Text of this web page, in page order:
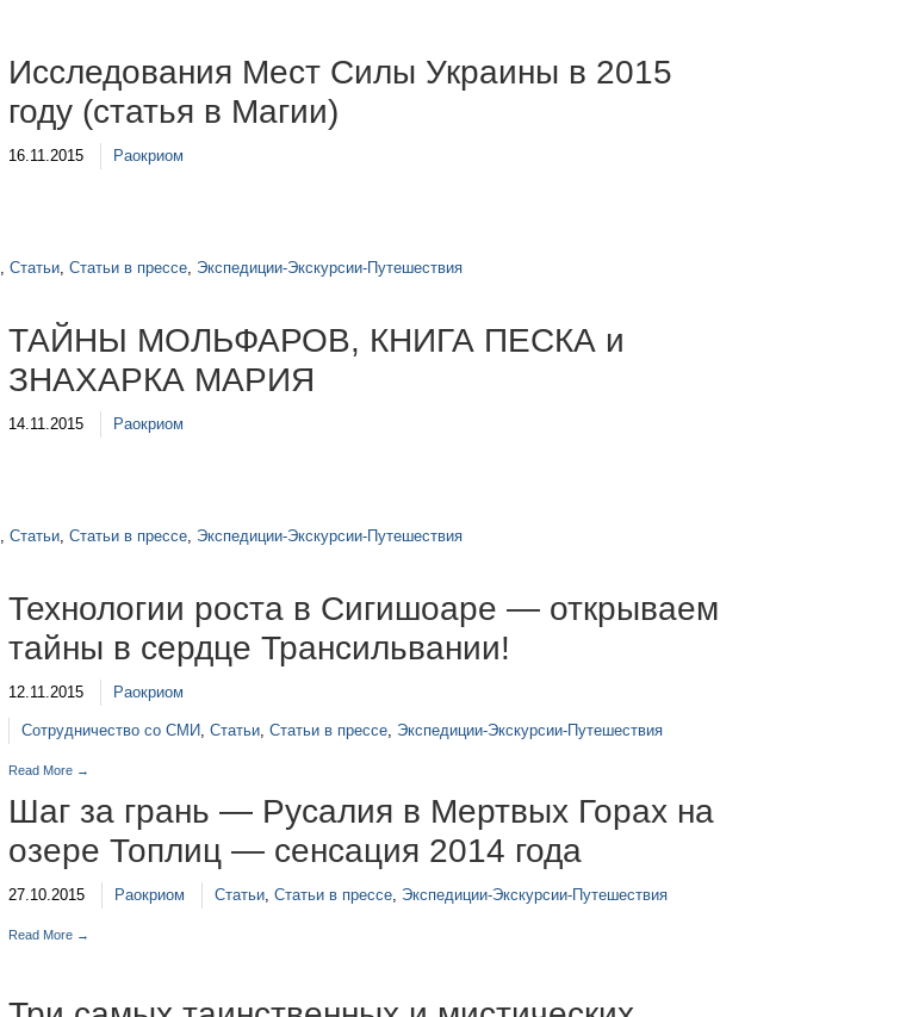
Исследования Мест Силы Украины в 2015
году (статья в Магии)
16.11.2015 Раокриом
, Статьи, Статьи в прессе, Экспедиции-Экскурсии-Путешествия
ТАЙНЫ МОЛЬФАРОВ, КНИГА ПЕСКА и
ЗНАХАРКА МАРИЯ
14.11.2015 Раокриом
, Статьи, Статьи в прессе, Экспедиции-Экскурсии-Путешествия
Технологии роста в Сигишоаре — открываем
тайны в сердце Трансильвании!
12.11.2015 Раокриом
Сотрудничество со СМИ,Статьи,Статьи в прессе, Экспедиции-Экскурсии-Путешествия
Read More →
Шаг за грань — Русалия в Мертвых Горах на
озере Топлиц — сенсация 2014 года
27.10.2015 Раокриом Статьи,Статьи в прессе, Экспедиции-Экскурсии-Путешествия
Read More →